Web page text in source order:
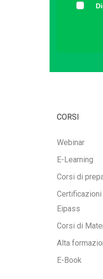
CORSI
Webinar
E-Learning
Corsi di
Eipass
Corsi di
Alta
E-Book